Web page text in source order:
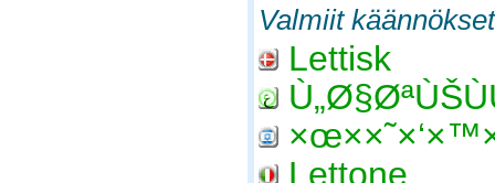
Valmiit käännökset
Lettisk
Lettone